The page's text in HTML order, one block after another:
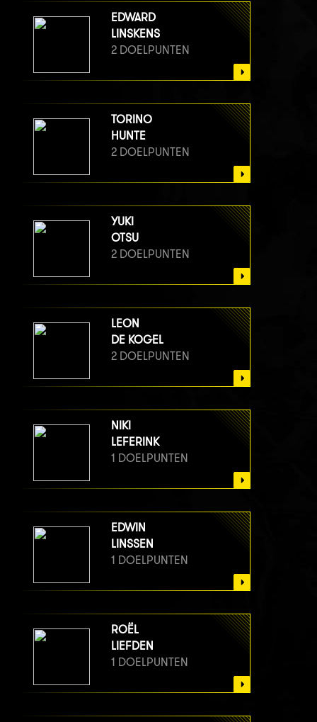
EDWARD
LINSKENS
2 DOELPUNTEN
TORINO
HUNTE
2 DOELPUNTEN
YUKI
OTSU
2 DOELPUNTEN
LEON
DE KOGEL
2 DOELPUNTEN
NIKI
LEFERINK
1 DOELPUNTEN
EDWIN
LINSSEN
1 DOELPUNTEN
ROËL
LIEFDEN
1 DOELPUNTEN